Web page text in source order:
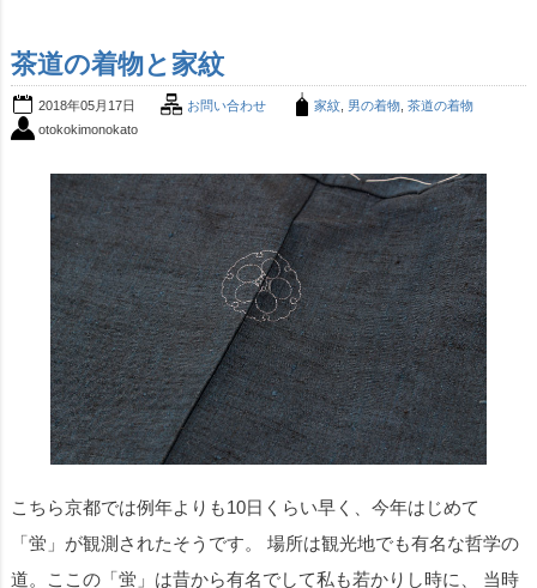
茶道の着物と家紋
2018年05月17日 お問い合わせ 家紋, 男の着物, 茶道の着物
otokokimonokato
こちら京都では例年よりも10日くらい早く、今年はじめて
「蛍」が観測されたそうです。 場所は観光地でも有名な哲学の
道。ここの「蛍」は昔から有名でして私も若かりし時に、 当時